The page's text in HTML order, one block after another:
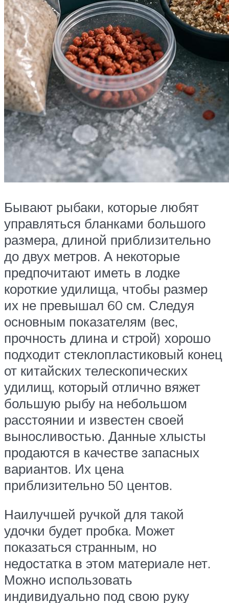
Бывают рыбаки, которые любят
управляться бланками большого
размера, длиной приблизительно
до двух метров. А некоторые
предпочитают иметь в лодке
короткие удилища, чтобы размер
их не превышал 60 см. Следуя
основным показателям (вес,
прочность длина и строй) хорошо
подходит стеклопластиковый конец
от китайских телескопических
удилищ, который отлично вяжет
большую рыбу на небольшом
расстоянии и известен своей
выносливостью. Данные хлысты
продаются в качестве запасных
вариантов. Их цена
приблизительно 50 центов.
Наилучшей ручкой для такой
удочки будет пробка. Может
показаться странным, но
недостатка в этом материале нет.
Можно использовать
индивидуально под свою руку